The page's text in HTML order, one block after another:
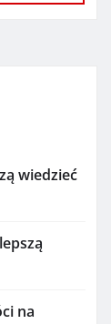
wiedzieć
na